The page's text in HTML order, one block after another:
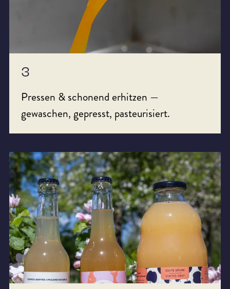
3
Pressen & schonend erhitzen —
gewaschen, gepresst, pasteurisiert.